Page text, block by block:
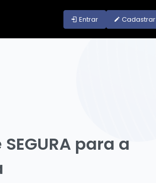
Entrar Cadastrar
para a